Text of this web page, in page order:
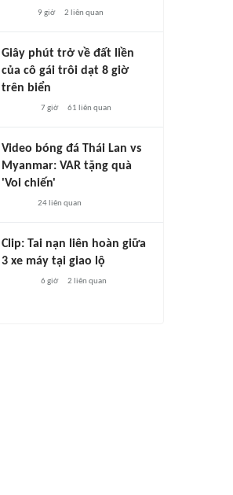
9 giờ 2 liên quan
Giây phút trở về đất liền
của cô gái trôi dạt 8 giờ
trên biển
7 giờ 61 liên quan
Video bóng đá Thái Lan vs
Myanmar: VAR tặng quà
'Voi chiến'
24liên quan
Clip: Tai nạn liên hoàn giữa
3 xe máy tại giao lộ
6 giờ 2 liên quan